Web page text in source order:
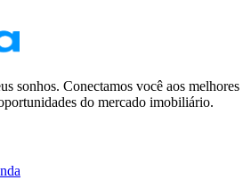
sonhos. Conectamos você aos melhores
do mercado imobiliário.